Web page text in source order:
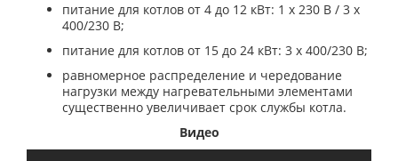
питание для котлов от 4 до 12 кВт: 1 x 230 В / 3 x
400/230 В;
питание для котлов от 15 до 24 кВт: 3 x 400/230 В;
равномерное распределение и чередование
нагрузки между нагревательными элементами
существенно увеличивает срок службы котла.
Видео